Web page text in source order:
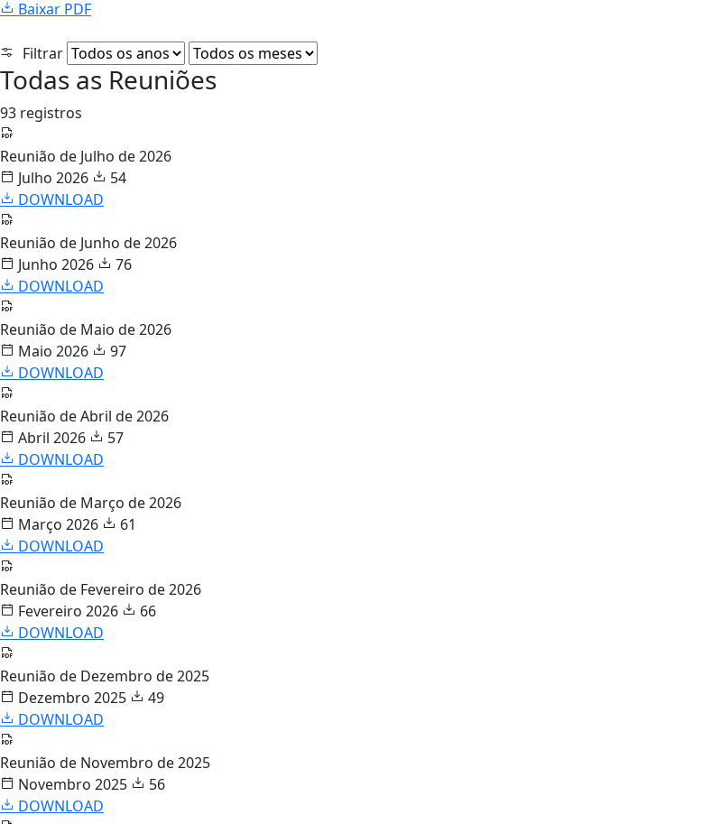
Baixar PDF
Filtrar
Todas as Reuniões
93 registros
Reunião de Julho de 2026
Julho 2026
54
DOWNLOAD
Reunião de Junho de 2026
Junho 2026
76
DOWNLOAD
Reunião de Maio de 2026
Maio 2026
97
DOWNLOAD
Reunião de Abril de 2026
Abril 2026
57
DOWNLOAD
Reunião de Março de 2026
Março 2026
61
DOWNLOAD
Reunião de Fevereiro de 2026
Fevereiro 2026
66
DOWNLOAD
Reunião de Dezembro de 2025
Dezembro 2025
49
DOWNLOAD
Reunião de Novembro de 2025
Novembro 2025
56
DOWNLOAD